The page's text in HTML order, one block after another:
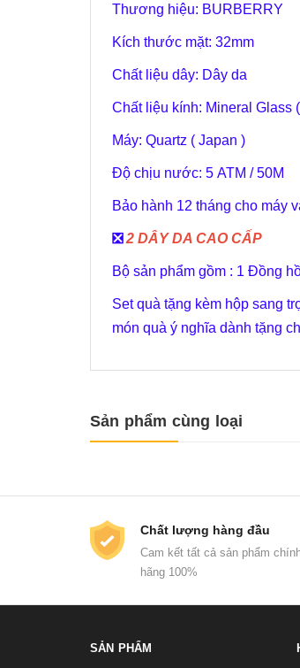
Thương hiệu: BURBERRY
Kích thước mặt: 32mm
Chất liệu dây: Dây da
Chất liệu kính: Mineral Glass
Máy: Quartz ( Japan )
Độ chịu nước: 5 ATM / 50M
Bảo hành 12 tháng cho máy
️❎ 2 DÂY DA CAO CẤP
Bộ sản phẩm gồm : 1 Đồng
Set quà tặng kèm hộp sang
món quà ý nghĩa dành tặng
Sản phẩm cùng loại
Chất lượng hàng đầu
Cam kết tất cả sản phẩm
hãng 100%
SẢN PHẨM